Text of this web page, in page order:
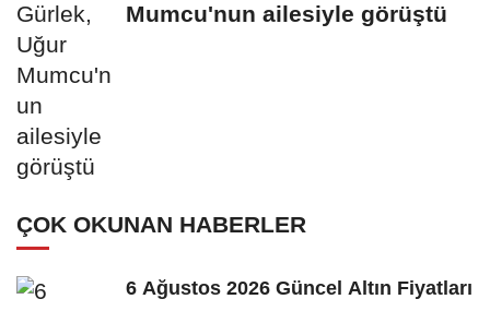
Mumcu'nun ailesiyle görüştü
ÇOK OKUNAN HABERLER
6 Ağustos 2026 Güncel Altın Fiyatları